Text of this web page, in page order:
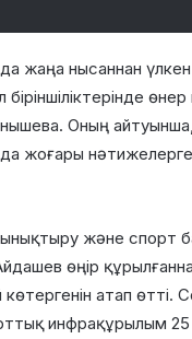
жаңа нысаннан үлкен
Оның
жоғары
және спорт
өңір
атап өтті.
инфрақұрылым 25